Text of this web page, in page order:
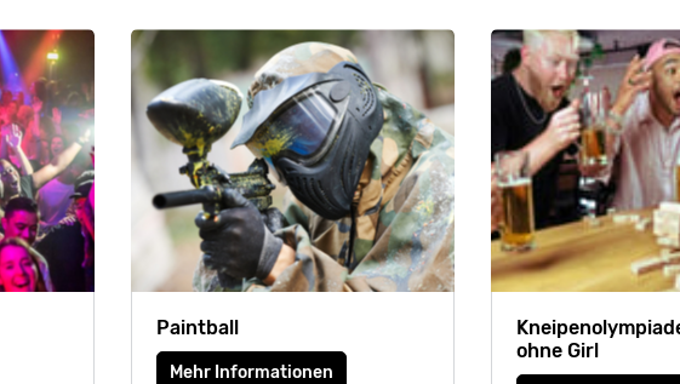
Paintball
Mehr Informationen
ohne Girl